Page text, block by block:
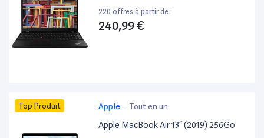
220 offres à partir de :
240,99 €
Top Produit Apple - Tout en un
Apple MacBook Air 13” (2019) 256Go